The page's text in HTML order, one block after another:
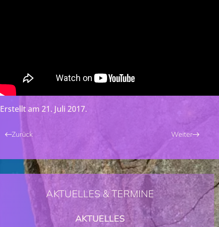
Erstellt am 21. Juli 2017.
Zurück Weiter
AKTUELLES & TERMINE
AKTUELLES